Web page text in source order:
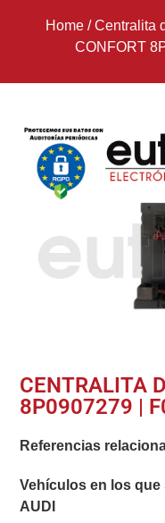
Home /Centralita
CONFORT
CENTRALITA
8P0907279 |
Referencias
Vehículos en los que
AUDI